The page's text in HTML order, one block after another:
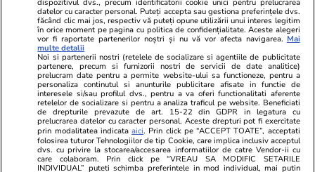
Lifestyle 16 iul.
O româncă a găsit soluția pentru
pantalonii „mortali” de la Zara: ce
face cu două elastice de păr ca să
nu se mai împiedice
Sănătate și
Cum se
oboseala
Laura
psihiatru la
„Bine
dispozitivul dvs., precum identificatorii cookie unici pentru prelucrarea
datelor cu caracter personal. Puteți accepta sau gestiona preferințele dvs.
făcând clic mai jos, respectiv vă puteți opune utilizării unui interes legitim
în orice moment pe pagina cu politica de confidențialitate. Aceste alegeri
vor fi raportate partenerilor noștri și nu vă vor afecta navigarea. Mai
multe detalii
Noi si partenerii nostri (retelele de socializare si agentiile de publicitate
partenere, precum si furnizorii nostri de servicii de date analitice)
prelucram date pentru a permite website-ului sa functioneze, pentru a
personaliza continutul si anunturile publicitare afisate in functie de
interesele si/sau profilul dvs., pentru a va oferi functionalitati aferente
retelelor de socializare si pentru a analiza traficul pe website. Beneficiati
de drepturile prevazute de art. 15-22 din GDPR in legatura cu
prelucrarea datelor cu caracter personal. Aceste drepturi pot fi exercitate
prin modalitatea indicataaici. Prin click pe “ACCEPT TOATE”, acceptati
folosirea tuturor Tehnologiilor de tip Cookie, care implica inclusiv acceptul
dvs. cu privire la stocarea/accesarea informatiilor de catre Vendor-ii cu
care colaboram. Prin click pe “VREAU SA MODIFIC SETARILE
INDIVIDUAL” puteti schimba preferintele in mod individual, mai putin